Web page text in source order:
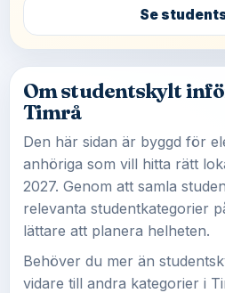
Se
Om studentskylt
Timrå
Den här sidan är byggd för
anhöriga som vill hitta rätt
2027. Genom att samla
relevanta studentkategorier
lättare att planera helheten.
Behöver du mer än
vidare till andra kategorier i